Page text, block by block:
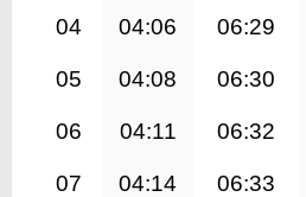
04 04:06 06:29
05 04:08 06:30
06 04:11 06:32
07 04:14 06:33